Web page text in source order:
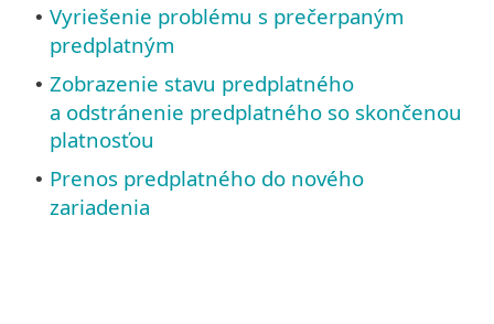
• Vyriešenie problému s prečerpaným
predplatným
• Zobrazenie stavu predplatného
a odstránenie predplatného so skončenou
platnosťou
• Prenos predplatného do nového
zariadenia